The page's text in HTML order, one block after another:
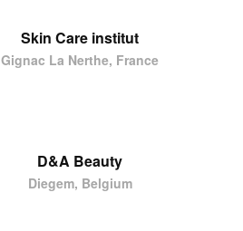
Skin Care institut
Gignac La Nerthe, France
D&A Beauty
Diegem, Belgium